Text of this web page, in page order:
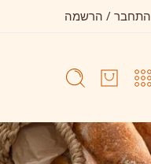
התחבר / הרשמה